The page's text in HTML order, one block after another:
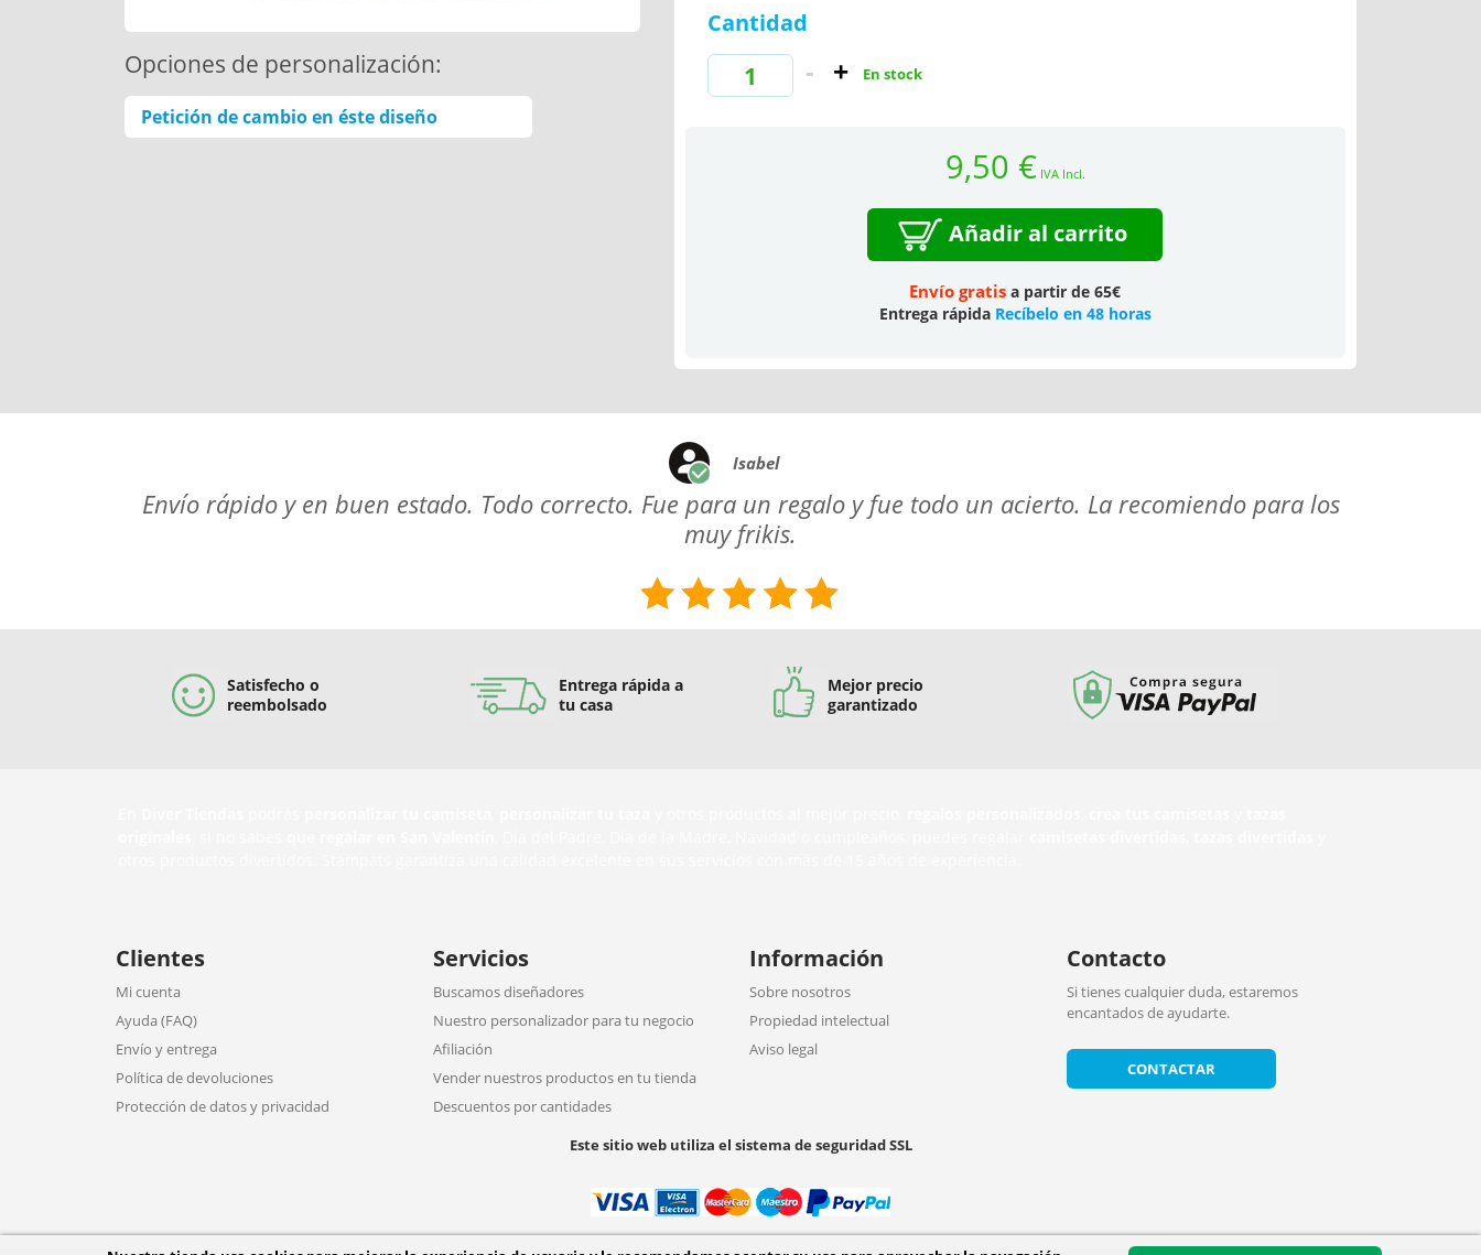
Opciones de personalización:
Petición de cambio en éste diseño
Cantidad
En stock
9,50 € IVA Incl.
Añadir al carrito
Envío gratis a partir de 65€
Entrega rápida Recíbelo en 48 horas
Isabel
Envío rápido y en buen estado. Todo correcto. Fue para un regalo y fue todo un acierto. La recomiendo para los
muy frikis.
Satisfecho o
reembolsado
Entrega rápida a
tu casa
Mejor precio
garantizado
Clientes
Mi cuenta
Ayuda (FAQ)
Envío y entrega
Política de devoluciones
Protección de datos y privacidad
Servicios
Buscamos diseñadores
Nuestro personalizador para tu negocio
Afiliación
Vender nuestros productos en tu tienda
Descuentos por cantidades
Información
Sobre nosotros
Propiedad intelectual
Aviso legal
Contacto
Si tienes cualquier duda, estaremos
encantados de ayudarte.
CONTACTAR
Este sitio web utiliza el sistema de seguridad SSL